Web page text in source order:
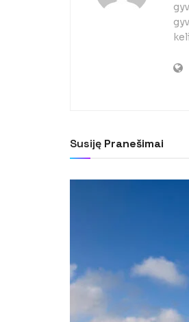
Susiję Pranešimai